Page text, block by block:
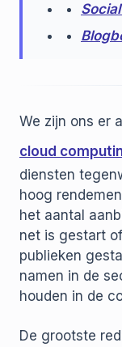
We zijn ons er
cloud
diensten
hoog
het aantal
net is gestart
publieken
namen in de
houden in de
De grootste